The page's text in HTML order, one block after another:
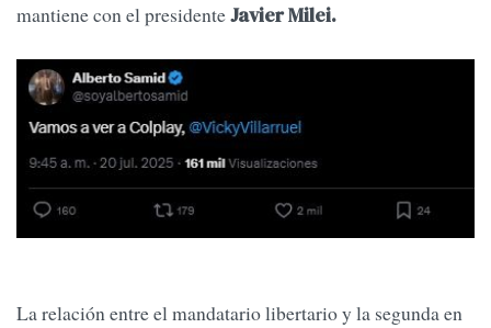
mantiene con el presidenteJavier Milei.
La relación entre el mandatario libertario y la segunda en